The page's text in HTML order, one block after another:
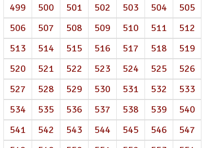
499 500 501 502 503 504
505
506
507 508 509 510 511
512
513
514 515 516 517 518
519
520
521 522 523 524 525
526
527
528 529 530 531 532
533
534
535 536 537 538 539
540
541
542 543 544 545 546
547